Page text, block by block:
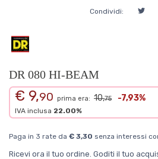
Condividi:
DR 080 HI-BEAM
€ 9,90 prima era: 10,75 -7,93%
IVA inclusa 22.00%
Paga in 3 rate da € 3,30 senza interessi
Ricevi ora il tuo ordine. Goditi il tuo